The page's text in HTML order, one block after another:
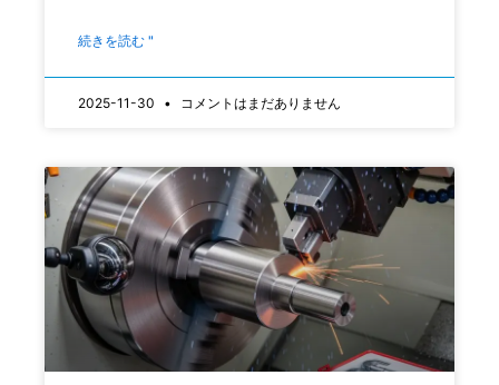
続きを読む "
2025-11-30 コメントはまだありません